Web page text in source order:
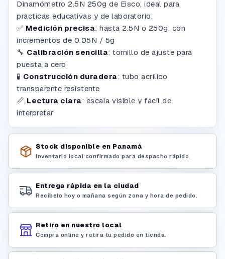
Dinamómetro 2.5N 250g de Eisco, ideal para
prácticas educativas y de laboratorio.
✅ Medición precisa: hasta 2.5N o 250g, con
incrementos de 0.05N / 5g
🔧 Calibración sencilla: tornillo de ajuste para
puesta a cero
🧪 Construcción duradera: tubo acrílico
transparente resistente
📏 Lectura clara: escala visible y fácil de
interpretar
Stock disponible en Panamá
Inventario local confirmado para despacho rápido.
Entrega rápida en la ciudad
Recíbelo hoy o mañana según zona y hora de pedido.
Retiro en nuestro local
Compra online y retira tu pedido en tienda.